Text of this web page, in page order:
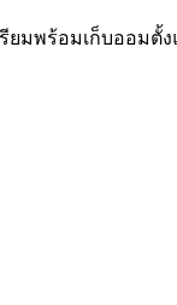
ยมพร้อมเก็บออ